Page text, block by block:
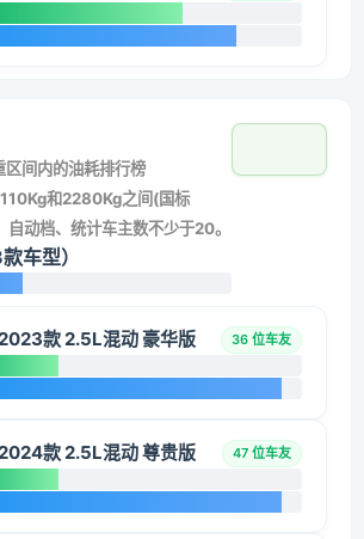
间内的油耗排行榜
和2280Kg之间(国标
动档、统计车主数不少于20。
车型）
款 2.5L混动 豪华版 36 位车友
款 2.5L混动 尊贵版 47 位车友